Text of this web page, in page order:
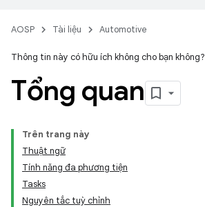
AOSP Tài liệu Automotive
Thông tin này có hữu ích không cho bạn không?
Tổng quan
Trên trang này
Thuật ngữ
Tính năng đa phương tiện
Tasks
Nguyên tắc tuỳ chỉnh